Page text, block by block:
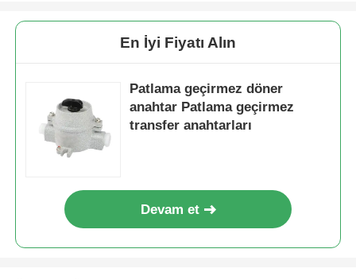
En İyi Fiyatı Alın
Patlama geçirmez döner
anahtar Patlama geçirmez
transfer anahtarları
Devam et